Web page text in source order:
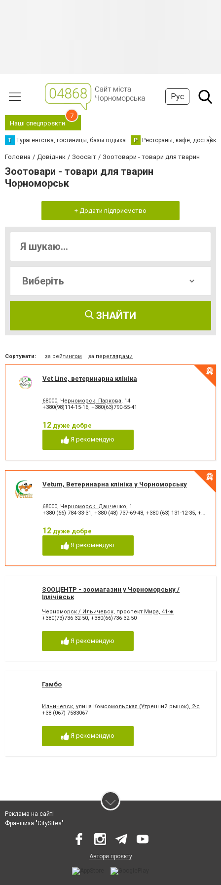
Рус
Наші спецпроєкти
7
Т Турагентства, гостиницы, базы отдыха Р Рестораны, кафе,
Головна Довідник Зоосвіт Зоотовари - товари для тварин
Зоотовари - товари для тварин
Чорноморськ
+ Додати підприємство
ЗНАЙТИ
Сортувати: за рейтингом за переглядами
Vet Line, ветеринарна клініка
68000, Черноморск, Паркова, 14
+380(98)114-15-16, +380(63)790-55-41
12 дуже добре
Я рекомендую
Vetum, Ветеринарна клініка у Чорноморську
68000, Черноморск, Данченко, 1
+380 (66) 784-33-31 , +380 (48) 737-69-48, +380 (63) 131-12-35, +380 (99) 551-00-32
12 дуже добре
Я рекомендую
ЗООЦЕНТР - зоомагазин у Чорноморську /
Іллічівськ
Черноморск / Ильичевск, проспект Мира, 41-ж
+380(73)736-32-50, +380(66)736-32-50
Я рекомендую
Гамбо
Ильичевск, улица Комсомольская (Утренний рынок), 2-с
+38 (067) 7583067
Я рекомендую
Реклама на сайті
Франшиза "CitySites"
Автори проєкту